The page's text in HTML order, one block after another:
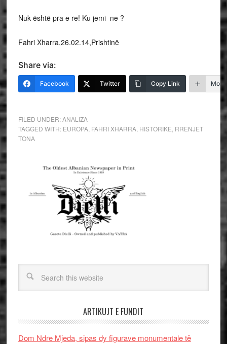
Nuk është pra e re! Ku jemi ne ?
Fahri Xharra,26.02.14,Prishtinë
Share via:
Facebook Twitter Copy Link More
FILED UNDER:ANALIZA
TAGGED WITH: EUROPA, FAHRI XHARRA, HISTORIKE RRENJET
TONA
ARTIKUJT E FUNDIT
Dom Ndre Mjeda, sipas dy figurave monumentale të